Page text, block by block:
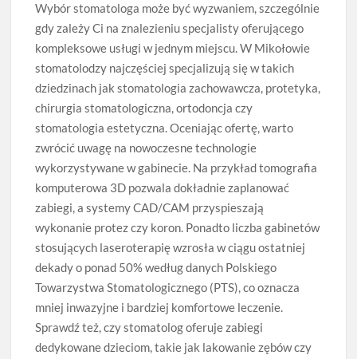
Wybór stomatologa może być wyzwaniem, szczególnie
gdy zależy Ci na znalezieniu specjalisty oferującego
kompleksowe usługi w jednym miejscu. W Mikołowie
stomatolodzy najczęściej specjalizują się w takich
dziedzinach jak stomatologia zachowawcza, protetyka,
chirurgia stomatologiczna, ortodoncja czy
stomatologia estetyczna. Oceniając ofertę, warto
zwrócić uwagę na nowoczesne technologie
wykorzystywane w gabinecie. Na przykład tomografia
komputerowa 3D pozwala dokładnie zaplanować
zabiegi, a systemy CAD/CAM przyspieszają
wykonanie protez czy koron. Ponadto liczba gabinetów
stosujących laseroterapię wzrosła w ciągu ostatniej
dekady o ponad 50% według danych Polskiego
Towarzystwa Stomatologicznego (PTS), co oznacza
mniej inwazyjne i bardziej komfortowe leczenie.
Sprawdź też, czy stomatolog oferuje zabiegi
dedykowane dzieciom, takie jak lakowanie zębów czy